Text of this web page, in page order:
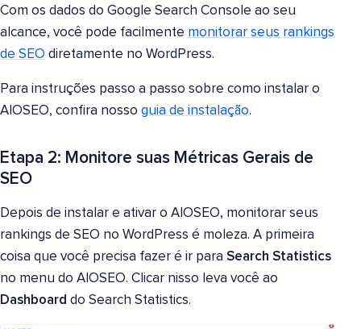
Com os dados do Google Search Console ao seu
alcance, você pode facilmente monitorar seus rankings
de SEO diretamente no WordPress.
Para instruções passo a passo sobre como instalar o
AIOSEO, confira nosso guia de instalação.
Etapa 2: Monitore suas Métricas Gerais de
SEO
Depois de instalar e ativar o AIOSEO, monitorar seus
rankings de SEO no WordPress é moleza. A primeira
coisa que você precisa fazer é ir para Search Statistics
no menu do AIOSEO. Clicar nisso leva você ao
Dashboard do Search Statistics.